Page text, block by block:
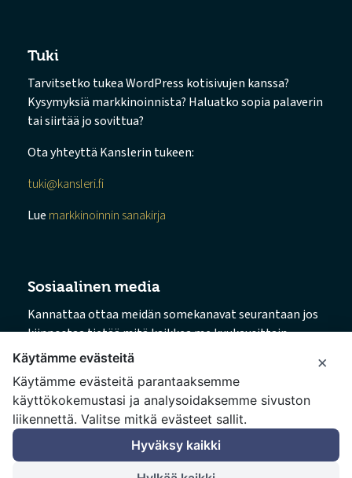
Tuki
Tarvitsetko tukea WordPress kotisivujen kanssa?
Kysymyksiä markkinoinnista? Haluatko sopia palaverin
tai siirtää jo sovittua?
Ota yhteyttä Kanslerin tukeen:
tuki@kansleri.fi
Lue markkinoinnin sanakirja
Sosiaalinen media
Kannattaa ottaa meidän somekanavat seurantaan jos
kiinnostaa tietää mitä kaikkea me kuukausittain
puuhaillaan.
→ Facebook
→ Instagram
→ LinkedIn
×
Käytämme evästeitä
Käytämme evästeitä parantaaksemme
käyttökokemustasi ja analysoidaksemme sivuston
liikennettä. Valitse mitkä evästeet sallit.
Hyväksy kaikki